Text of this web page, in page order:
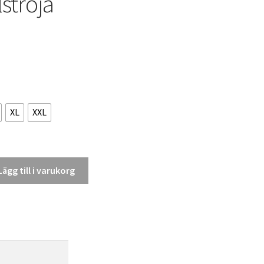
XL XXL
till i varukorg